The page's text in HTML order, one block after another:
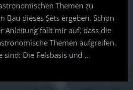
–
Hobby-
Themen zu
Bau dieses Sets ergeben. Schon
Anleitung fällt mir auf, dass die
Themen aufgreifen.
sind: Die Felsbasis und …